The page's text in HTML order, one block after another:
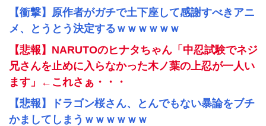
【衝撃】原作者がガチで土下座して感謝すべきアニ
メ、とうとう決定するｗｗｗｗｗｗ
【悲報】NARUTOのヒナタちゃん「中忍試験でネジ
兄さんを止めに入らなかった木ノ葉の上忍が一人い
ます」←これさぁ・・・
【悲報】ドラゴン桜さん、とんでもない暴論をブチ
かましてしまうｗｗｗｗｗｗ